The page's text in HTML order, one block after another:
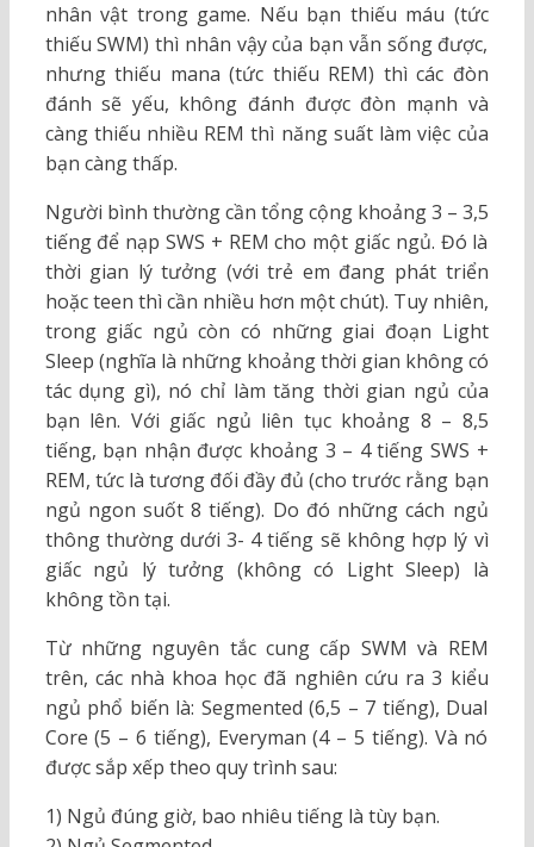
nhân vật trong game. Nếu bạn thiếu máu (tức
thiếu SWM) thì nhân vậy của bạn vẫn sống được,
nhưng thiếu mana (tức thiếu REM) thì các đòn
đánh sẽ yếu, không đánh được đòn mạnh và
càng thiếu nhiều REM thì năng suất làm việc của
bạn càng thấp.
Người bình thường cần tổng cộng khoảng 3 – 3,5
tiếng để nạp SWS + REM cho một giấc ngủ. Đó là
thời gian lý tưởng (với trẻ em đang phát triển
hoặc teen thì cần nhiều hơn một chút). Tuy nhiên,
trong giấc ngủ còn có những giai đoạn Light
Sleep (nghĩa là những khoảng thời gian không có
tác dụng gì), nó chỉ làm tăng thời gian ngủ của
bạn lên. Với giấc ngủ liên tục khoảng 8 – 8,5
tiếng, bạn nhận được khoảng 3 – 4 tiếng SWS +
REM, tức là tương đối đầy đủ (cho trước rằng bạn
ngủ ngon suốt 8 tiếng). Do đó những cách ngủ
thông thường dưới 3- 4 tiếng sẽ không hợp lý vì
giấc ngủ lý tưởng (không có Light Sleep) là
không tồn tại.
Từ những nguyên tắc cung cấp SWM và REM
trên, các nhà khoa học đã nghiên cứu ra 3 kiểu
ngủ phổ biến là: Segmented (6,5 – 7 tiếng), Dual
Core (5 – 6 tiếng), Everyman (4 – 5 tiếng). Và nó
được sắp xếp theo quy trình sau:
1) Ngủ đúng giờ, bao nhiêu tiếng là tùy bạn.